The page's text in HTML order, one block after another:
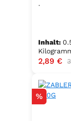
.
Inhalt:
2,89 €
Rabatt
%